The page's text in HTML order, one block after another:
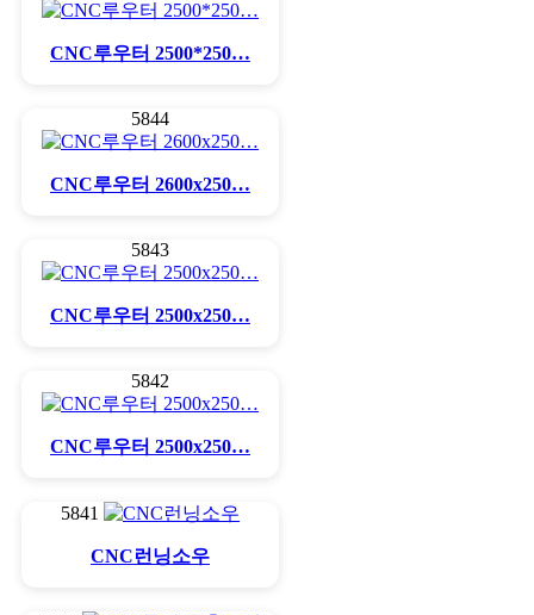
CNC루우터 2500*250…
5844
CNC루우터 2600x250…
5843
CNC루우터 2500x250…
5842
CNC루우터 2500x250…
5841
CNC런닝소우